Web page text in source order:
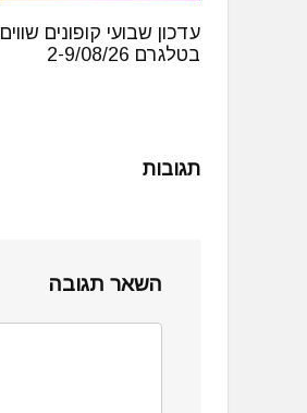
עדכון שבועי קופונים שווים
בטלגרם 2-9/08/26
תגובות
השאר תגובה